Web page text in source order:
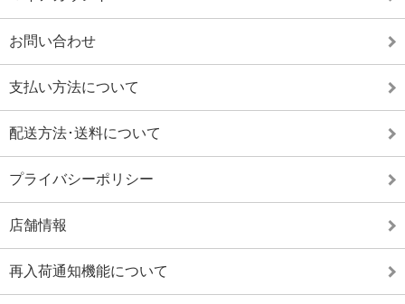
お問い合わせ
支払い方法について
配送方法･送料について
プライバシーポリシー
店舗情報
再入荷通知機能について